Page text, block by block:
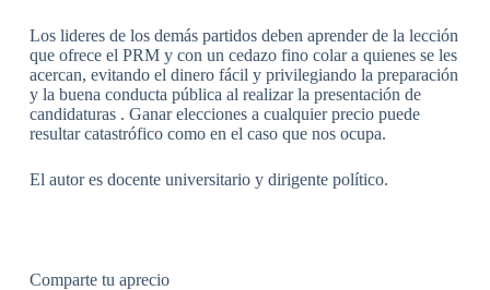
Los lideres de los demás partidos deben aprender de la lección
que ofrece el PRM y con un cedazo fino colar a quienes se les
acercan, evitando el dinero fácil y privilegiando la preparación
y la buena conducta pública al realizar la presentación de
candidaturas . Ganar elecciones a cualquier precio puede
resultar catastrófico como en el caso que nos ocupa.
El autor es docente universitario y dirigente político.
Comparte tu aprecio